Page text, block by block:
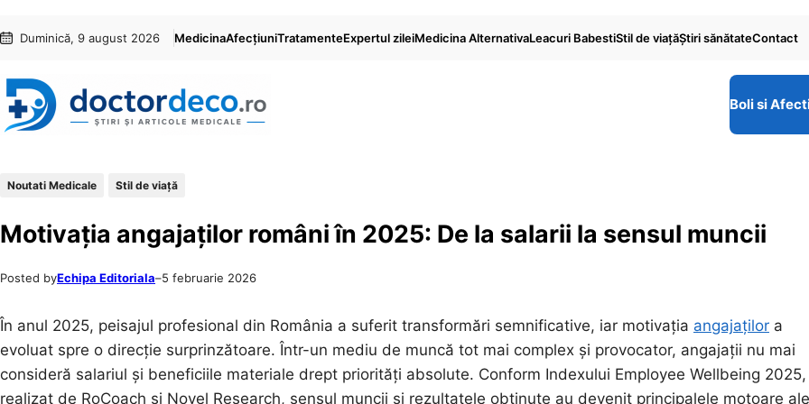
conținut
content
Duminică, 9 august 2026 MedicinaAfecțiuniTratamenteExpertul zileiMedicina AlternativaLeacuri BabestiStil de viaţăŞtiri sănătateContact
Boli si
Noutati Medicale Stil de viaţă
Motivația angajaților români în 2025: De la salarii la sensul muncii
Posted byEchipa Editoriala–5 februarie 2026
În anul 2025, peisajul profesional din România a suferit transformări semnificative, iar motivația angajaților a
evoluat spre o direcție surprinzătoare. Într-un mediu de muncă tot mai complex și provocator, angajații nu mai
consideră salariul și beneficiile materiale drept priorități absolute. Conform Indexului Employee Wellbeing 2025,
realizat de RoCoach și Novel Research, sensul muncii și rezultatele obținute au devenit principalele motoare ale